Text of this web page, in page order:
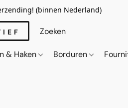
(binnen Nederland)
& Haken Borduren